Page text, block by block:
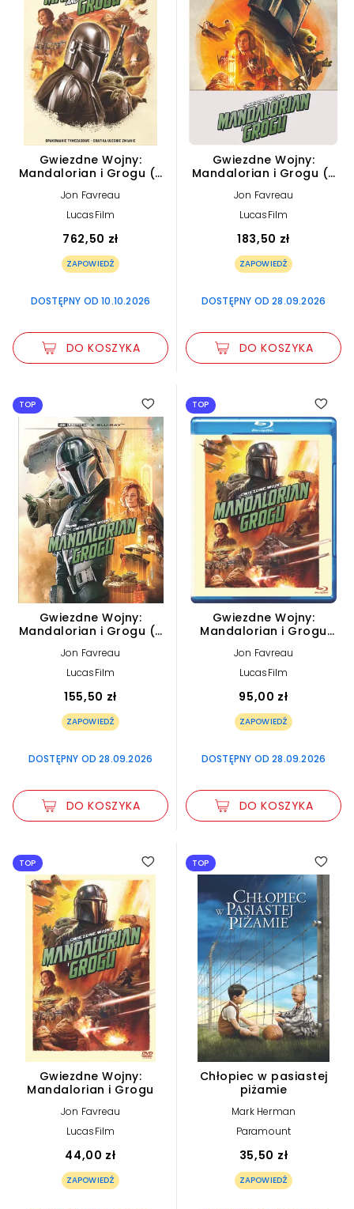
Gwiezdne Wojny:
Mandalorian i Grogu (2
Kolekcjonerska Beskar
Jon Favreau
LucasFilm
762,50 zł
ZAPOWIEDŹ
DOSTĘPNY OD 10.10.2026
DO KOSZYKA
Gwiezdne Wojny:
Mandalorian i Grogu (2
Jon Favreau
LucasFilm
183,50 zł
ZAPOWIEDŹ
DOSTĘPNY OD 28.09.2026
DO KOSZYKA
TOP
Gwiezdne Wojny:
Mandalorian i Grogu (2
Jon Favreau
LucasFilm
155,50 zł
ZAPOWIEDŹ
DOSTĘPNY OD 28.09.2026
DO KOSZYKA
TOP
Gwiezdne Wojny:
Mandalorian i Grogu
Jon Favreau
LucasFilm
95,00 zł
ZAPOWIEDŹ
DOSTĘPNY OD 28.09.2026
DO KOSZYKA
TOP
Gwiezdne Wojny:
Mandalorian i Grogu
Jon Favreau
LucasFilm
44,00 zł
ZAPOWIEDŹ
TOP
Chłopiec w pasiastej
piżamie
Mark Herman
Paramount
35,50 zł
ZAPOWIEDŹ